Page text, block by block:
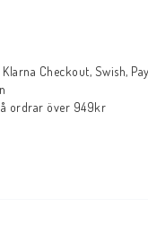
Checkout, Swish,
ordrar över 949kr